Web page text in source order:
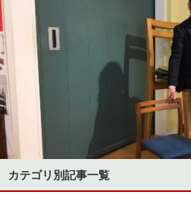
カテゴリ別記事一覧